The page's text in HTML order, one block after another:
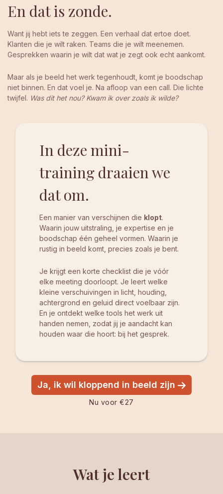
En dat is zonde.
Want jij hebt iets te zeggen. Een verhaal dat ertoe doet.
Klanten die je wilt raken. Teams die je wilt meenemen.
Gesprekken waarin je wilt dat wat je zegt ook echt aankomt.
Maar als je beeld het werk tegenhoudt, komt je boodschap
niet binnen. En dat voel je. Na afloop van een call. Die lichte
twijfel. Was dit het nou? Kwam ik over zoals ik wilde?
In deze mini-
training draaien we
dat om.
Een manier van verschijnen die klopt.
Waarin jouw uitstraling, je expertise en je
boodschap één geheel vormen. Waarin je
rustig in beeld komt, precies zoals je bent.
Je krijgt een korte checklist die je vóór
elke meeting doorloopt. Je leert welke
kleine verschuivingen in licht, houding,
achtergrond en geluid direct voelbaar zijn.
En je ontdekt welke tools het werk uit
handen nemen, zodat jij je aandacht kan
houden waar die hoort: bij het gesprek.
Ja, ik wil kloppend in beeld zijn
Nu voor €27
Wat je leert